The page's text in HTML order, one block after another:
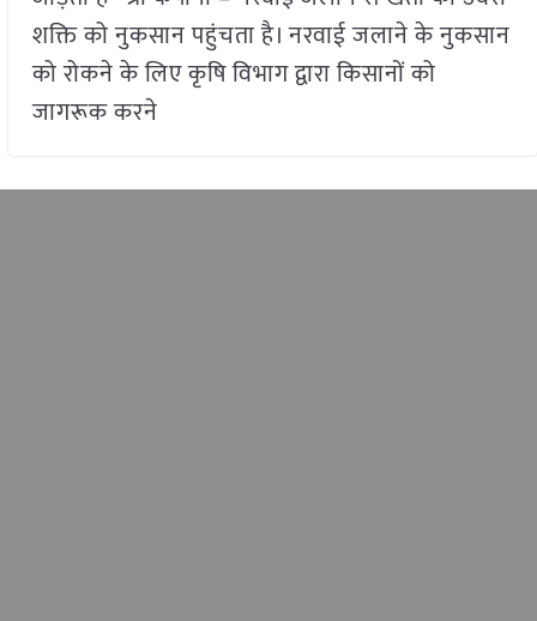
शक्ति को नुकसान पहुंचता है। नरवाई जलाने के नुकसान
को रोकने के लिए कृषि विभाग द्वारा किसानों को
जागरूक करने